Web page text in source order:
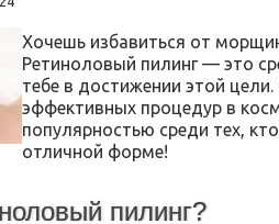
Хочешь избавиться от
Ретиноловый пилинг — это
тебе в достижении этой
эффективных процедур в
популярностью среди тех,
отличной форме!
пилинг?